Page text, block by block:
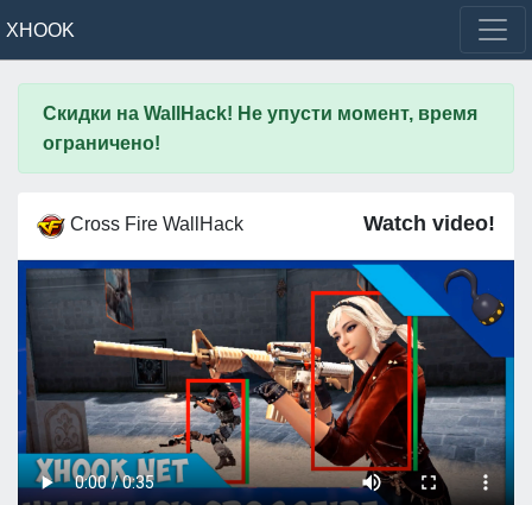
XHOOK
Скидки на WallHack! Не упусти момент, время
ограничено!
Cross Fire WallHack Watch video!